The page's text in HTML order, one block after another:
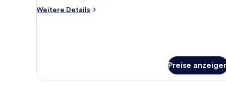
Weitere Details
Weitere
Preise